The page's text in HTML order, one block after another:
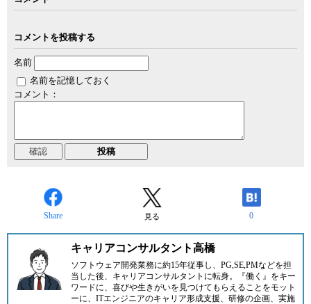
コメントを投稿する
名前
名前を記憶しておく
コメント：
Share 見る 0
キャリアコンサルタント高橋
ソフトウェア開発業務に約15年従事し、PG,SE,PMなどを担
当した後、キャリアコンサルタントに転身。『働く』をキー
ワードに、喜びや生きがいを見つけてもらえることをモット
ーに、ITエンジニアのキャリア形成支援、研修の企画、実施